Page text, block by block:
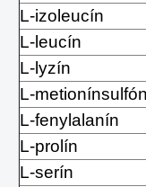
L-izoleucín
L-leucín
L-lyzín
L-metionínsulfón
L-fenylalanín
L-prolín
L-serín